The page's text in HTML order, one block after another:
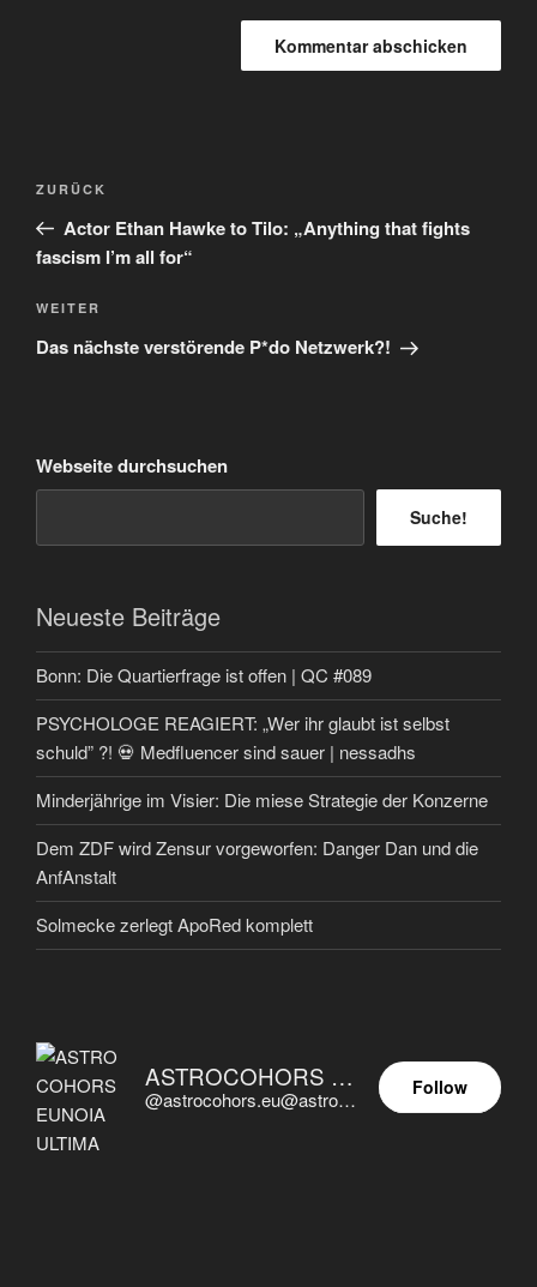
Beitragsnavigation
Vorheriger
Beitrag
ZURÜCK
Actor Ethan Hawke to Tilo: „Anything that fights
fascism I’m all for“
Nächster
Beitrag
WEITER
Das nächste verstörende P*do Netzwerk?!
Webseite durchsuchen
Suche!
Neueste Beiträge
Bonn: Die Quartierfrage ist offen | QC #089
PSYCHOLOGE REAGIERT: „Wer ihr glaubt ist selbst
schuld” ?! 💀 Medfluencer sind sauer | nessadhs
Minderjährige im Visier: Die miese Strategie der Konzerne
Dem ZDF wird Zensur vorgeworfen: Danger Dan und die
AnfAnstalt
Solmecke zerlegt ApoRed komplett
ASTROCOHORS EUNOIA ULTIMA
@astrocohors.eu@astrocohors.eu
Follow